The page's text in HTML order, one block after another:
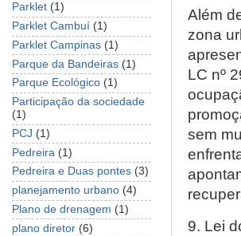
Além
zona
LC nº
sem
9. Lei
Parklet (1)
Parklet Cambuí (1)
Parklet Campinas (1)
Parque da Bandeiras (1)
Parque Ecológico (1)
Participação da sociedade
(1)
PCJ (1)
Pedreira (1)
Pedreira e Duas pontes (3)
planejamento urbano (4)
Plano de drenagem (1)
plano diretor (6)